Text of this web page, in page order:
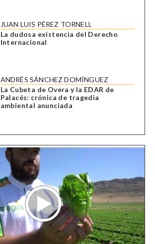
JUAN LUIS PÉREZ TORNELL
La dudosa existencia del Derecho
Internacional
ANDRÉS SÁNCHEZ DOMÍNGUEZ
La Cubeta de Overa y la EDAR de
Palacés: crónica de tragedia
ambiental anunciada